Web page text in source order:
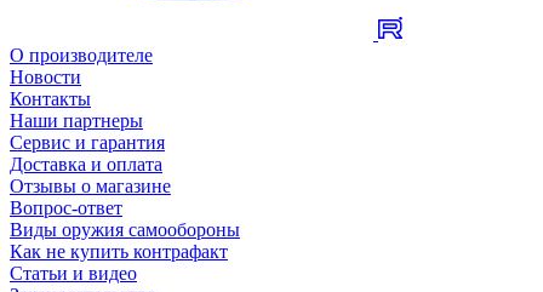
О производителе
Новости
Контакты
Наши партнеры
Сервис и гарантия
Доставка и оплата
Отзывы о магазине
Вопрос-ответ
Виды оружия самообороны
Как не купить контрафакт
Статьи и видео